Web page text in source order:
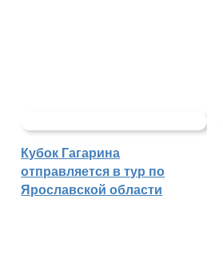
Кубок Гагарина
отправляется в тур по
Ярославской области